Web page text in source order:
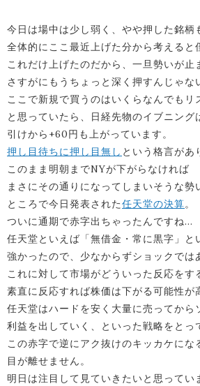
今日は場中は少し弱く、やや押した銘柄
全体的にここ最近上げた分から考えると
これだけ上げたのだから、一旦勢いが止
さすがにもうちょっと深く押すんじゃな
ここで新規で買うのはいくらなんでも
と思っていたら、日経先物のイブニング
引けから+60円も上がっています。
押し目待ちに押し目無し という格言があ
このまま明朝までNYが下がらなければ
まさにその通りになってしまいそうな勢
ところで今日発表された任天堂の決算。
ついに通期で赤字出ちゃったんですね…
任天堂といえば「無借金・常に黒字」と
強かったので、少なからずショックでは
これに対して市場がどういった反応をす
素直に反応すれば株価は下がる可能性が
任天堂はハードを安く大量に売ってから
利益を出していく、といった戦略をとっ
この赤字で逆にアク抜けのキッカケにな
目が離せません。
明日は注目して見ていきたいと思ってい